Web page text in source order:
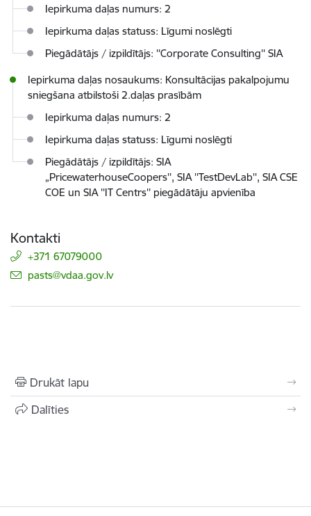
Iepirkuma daļas numurs: 2
Iepirkuma daļas statuss: Līgumi noslēgti
Piegādātājs / izpildītājs: ''Corporate Consulting'' SIA
Iepirkuma daļas nosaukums: Konsultācijas pakalpojumu
sniegšana atbilstoši 2.daļas prasībām
Iepirkuma daļas numurs: 2
Iepirkuma daļas statuss: Līgumi noslēgti
Piegādātājs / izpildītājs: SIA
„PricewaterhouseCoopers'', SIA ''TestDevLab'', SIA CSE
COE un SIA ''IT Centrs'' piegādātāju apvienība
Kontakti
+371 67079000
E-pasts:
pasts@vdaa.gov.lv
Drukāt lapu
Dalīties